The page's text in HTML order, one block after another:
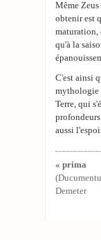
Même
obtenir est
maturation,
qu'à la
C'est ainsi
mythologie
Terre, qui
aussi
« prima
Demeter